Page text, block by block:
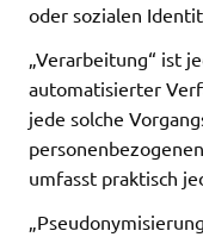
oder sozialen
„Verarbeitung“ ist
automatisierter
jede solche
umfasst praktisch